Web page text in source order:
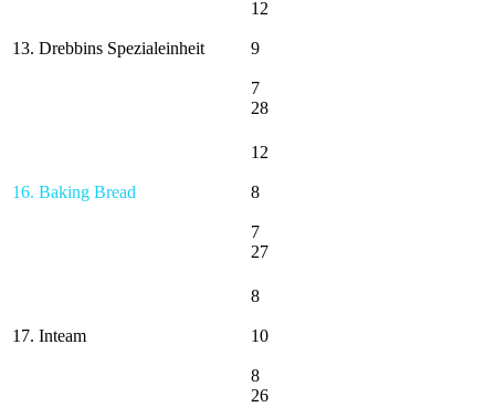
13. Drebbins Spezialeinheit
12
9
7
28
16. Baking Bread
12
8
7
27
17. Inteam
8
10
8
26